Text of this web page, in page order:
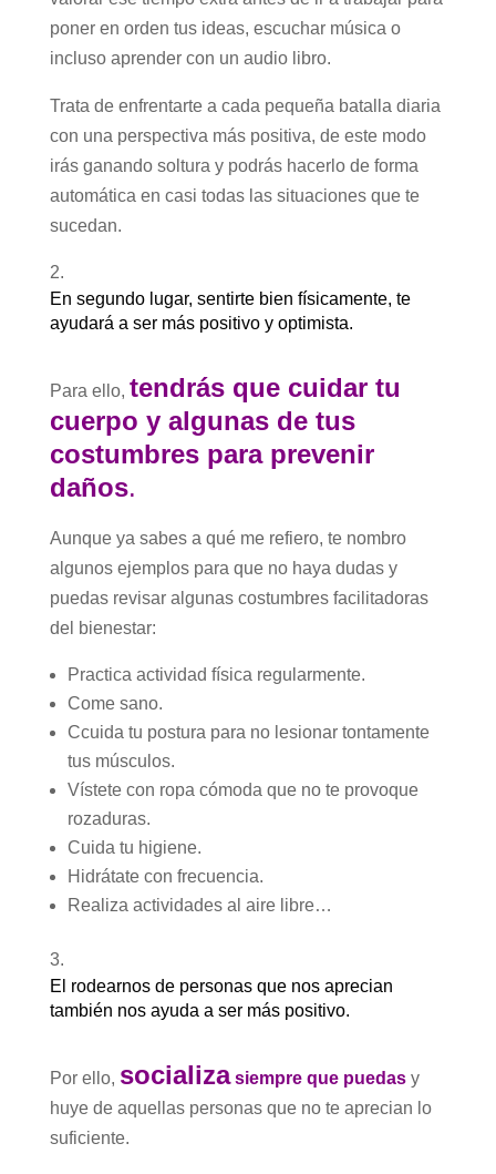
poner en orden tus ideas, escuchar música o
incluso aprender con un audio libro.
Trata de enfrentarte a cada pequeña batalla diaria
con una perspectiva más positiva, de este modo
irás ganando soltura y podrás hacerlo de forma
automática en casi todas las situaciones que te
sucedan.
En segundo lugar, sentirte bien físicamente, te
ayudará a ser más positivo y optimista.
Para ello, tendrás que cuidar tu
cuerpo y algunas de tus
costumbres para prevenir
daños.
Aunque ya sabes a qué me refiero, te nombro
algunos ejemplos para que no haya dudas y
puedas revisar algunas costumbres facilitadoras
del bienestar:
Practica actividad física regularmente.
Come sano.
Ccuida tu postura para no lesionar tontamente
tus músculos.
Vístete con ropa cómoda que no te provoque
rozaduras.
Cuida tu higiene.
Hidrátate con frecuencia.
Realiza actividades al aire libre…
El rodearnos de personas que nos aprecian
también nos ayuda a ser más positivo.
Por ello, socializasiempre que puedasy
huye de aquellas personas que no te aprecian lo
suficiente.